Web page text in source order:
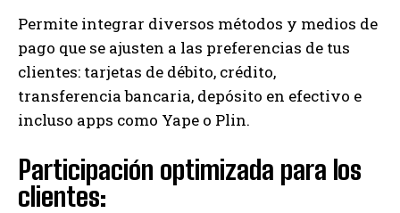
Permite integrar diversos métodos y medios de
pago que se ajusten a las preferencias de tus
clientes: tarjetas de débito, crédito,
transferencia bancaria, depósito en efectivo e
incluso apps como Yape o Plin.
Participación optimizada para los
clientes: